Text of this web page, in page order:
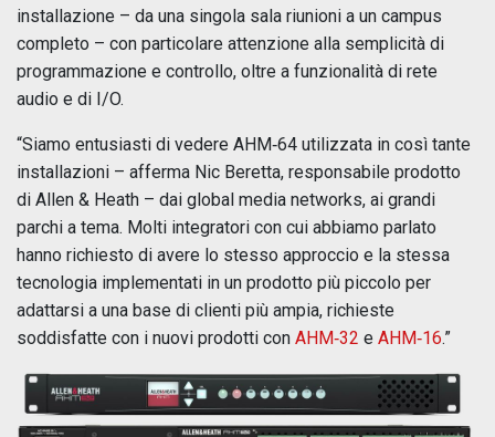
installazione – da una singola sala riunioni a un campus
completo – con particolare attenzione alla semplicità di
programmazione e controllo, oltre a funzionalità di rete
audio e di I/O.
“Siamo entusiasti di vedere AHM‑64 utilizzata in così tante
installazioni – afferma Nic Beretta, responsabile prodotto
di Allen & Heath – dai global media networks, ai grandi
parchi a tema. Molti integratori con cui abbiamo parlato
hanno richiesto di avere lo stesso approccio e la stessa
tecnologia implementati in un prodotto più piccolo per
adattarsi a una base di clienti più ampia, richieste
soddisfatte con i nuovi prodotti con AHM‑32 e AHM‑16.”